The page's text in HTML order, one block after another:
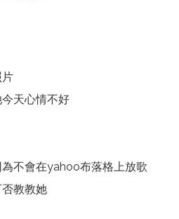
天心情不好
不會在yahoo布落格上放歌
教教她